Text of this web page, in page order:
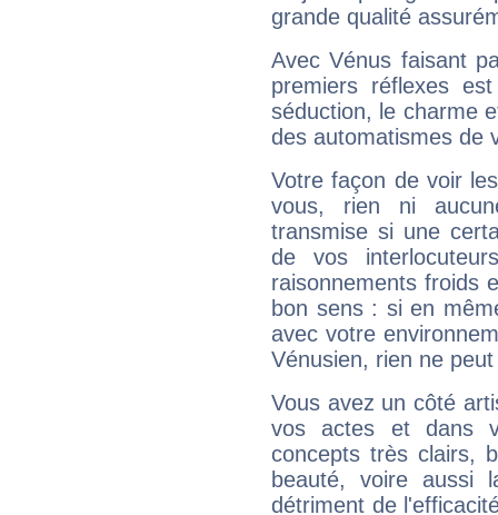
grande qualité
Avec Vénus faisant
premiers réflexes
séduction, le charme
des automatismes de
Votre façon de voir
vous, rien ni
transmise si une
de vos
raisonnements froids
bon sens : si en
avec votre
Vénusien, rien ne
Vous avez un côté
vos actes et dans
concepts très clairs,
beauté, voire aussi
détriment de